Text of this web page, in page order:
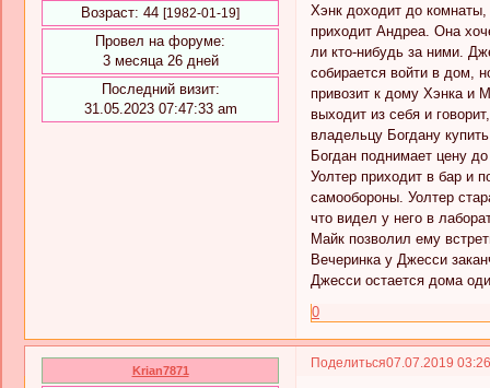
Возраст: 44 [1982-01-19]
Провел на форуме:
3 месяца 26 дней
Последний визит:
31.05.2023 07:47:33 am
Хэнк доходит до
приходит Андреа. Она
ли кто-нибудь за ними.
собирается войти в дом,
привозит к дому Хэнка и
выходит из себя и
владельцу Богдану
Богдан поднимает цену
Уолтер приходит в бар и
самообороны. Уолтер
что видел у него в
Майк позволил ему
Вечеринка у Джесси
Джесси остается дома
0
Поделиться07.07.2019
Krian7871